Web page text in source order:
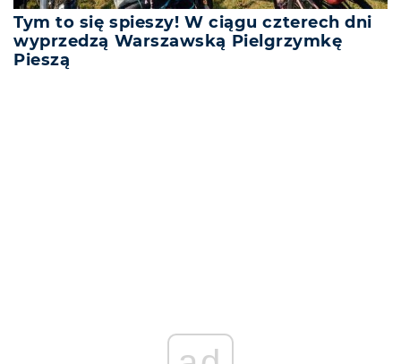
Tym to się spieszy! W ciągu czterech dni
wyprzedzą Warszawską Pielgrzymkę
Pieszą